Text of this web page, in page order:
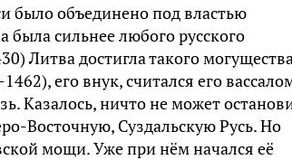
было объединено под властью
сильнее любого русского
Литва достигла такого
его внук, считался его
Казалось, ничто не может
Восточную, Суздальскую Русь. Но
мощи. Уже при нём начался её